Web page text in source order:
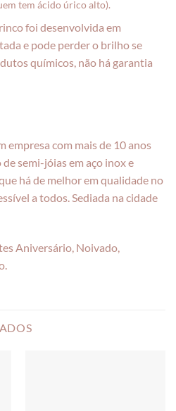
tem ácido úrico alto).
foi desenvolvida em
e pode perder o brilho se
químicos, não há garantia
empresa com mais de 10 anos
semi-jóias em aço inox e
há de melhor em qualidade no
a todos. Sediada na cidade
Aniversário, Noivado,